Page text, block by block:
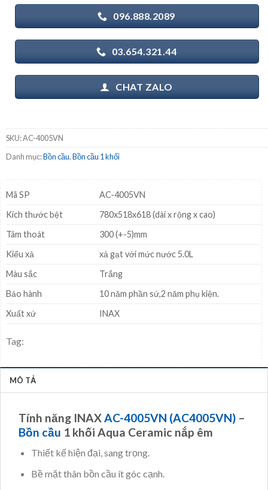
096.888.2089
03.654.321.44
CHAT ZALO
SKU:AC-4005VN
Danh mục:Bồn cầu,Bồn cầu 1 khối
Mã SP
AC-4005VN
Kích thước bệt
780x518x618 (dài x rộng x cao)
Tâm thoát
300 (+-5)mm
Kiểu xả
xả gạt với mức nước 5.0L
Màu sắc
Trắng
Bảo hành
10 năm phần sứ,2 năm phụ kiện.
Xuất xứ
INAX
Tag:
MÔ TẢ
Tính năng INAXAC-4005VN (AC4005VN) –
Bồn cầu 1 khối Aqua Ceramic nắp êm
Thiết kế hiện đại, sang trọng.
Bề mặt thân bồn cầu ít góc cạnh.